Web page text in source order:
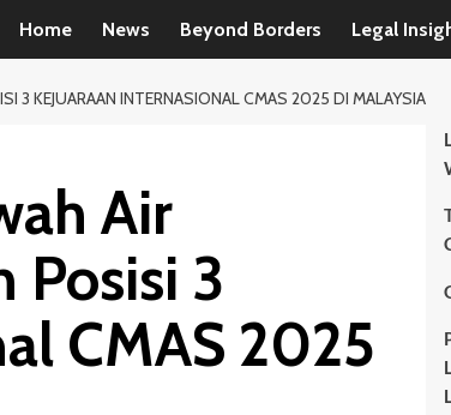
Home News Beyond Borders Legal
3 KEJUARAAN INTERNASIONAL CMAS 2025 DI MALAYSIA
Air
Posisi 3
CMAS 2025